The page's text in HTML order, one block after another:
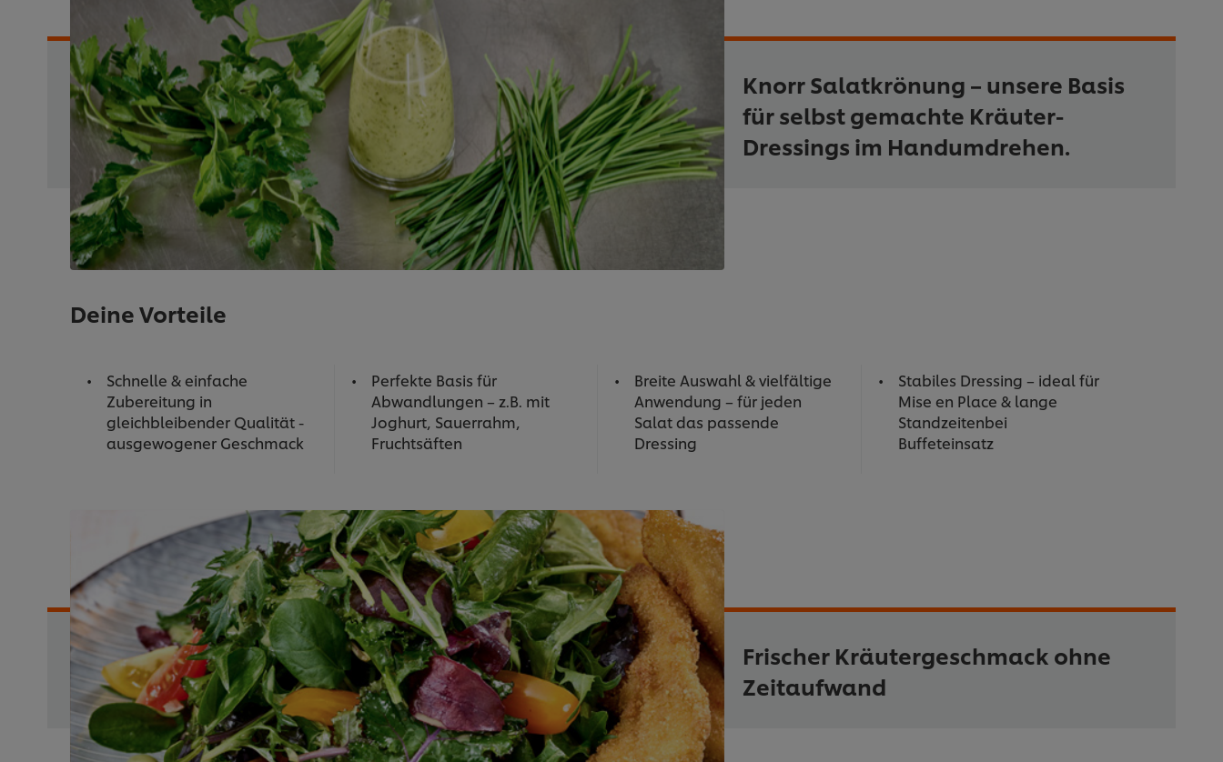
Knorr Salatkrönung – unsere Basis
für selbst gemachte Kräuter-
Dressings im Handumdrehen.
Deine Vorteile
Schnelle & einfache
Zubereitung in
gleichbleibender Qualität -
ausgewogener Geschmack
Perfekte Basis für
Abwandlungen – z.B. mit
Joghurt, Sauerrahm,
Fruchtsäften
Breite Auswahl & vielfältige
Anwendung – für jeden
Salat das passende
Dressing
Stabiles Dressing – ideal für
Mise en Place & lange
Standzeitenbei
Buffeteinsatz
Frischer Kräutergeschmack ohne
Zeitaufwand